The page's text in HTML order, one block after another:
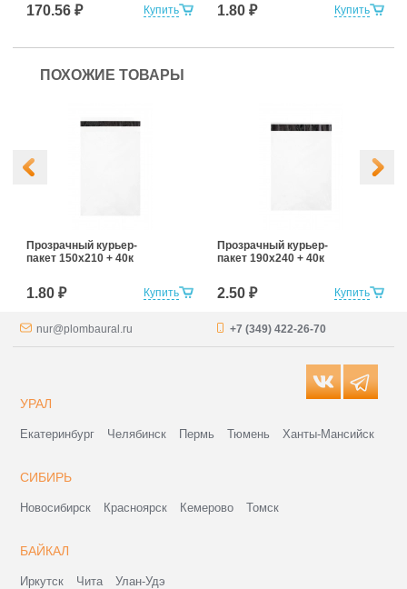
Купить
170.56 ₽ Купить
1.80 ₽
ПОХОЖИЕ ТОВАРЫ
Купить
Прозрачный курьер-
пакет 150х210 + 40к
1.80 ₽ Купить
Прозрачный курьер-
пакет 190х240 + 40к
2.50 ₽
nur@plombaural.ru +7 (349) 422-26-70
УРАЛ
Екатеринбург Челябинск Пермь Тюмень Ханты-Мансийск
СИБИРЬ
Новосибирск Красноярск Кемерово Томск
БАЙКАЛ
Иркутск Чита Улан-Удэ